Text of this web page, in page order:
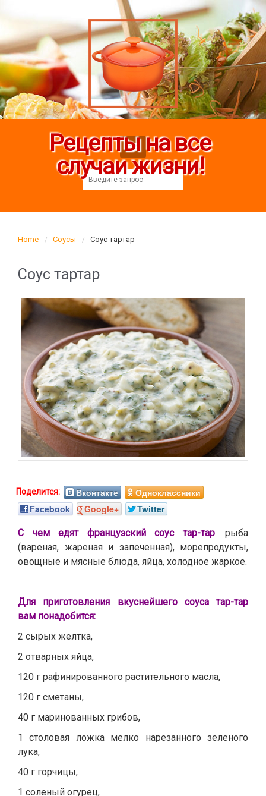
Рецепты на все
случаи жизни!
Home Соусы Соус тартар
Соус тартар
Вконтакте
Одноклассники
Facebook
Google+ Twitter
С чем едят французский соус тар-тар: рыба
(вареная, жареная и запеченная), морепродукты,
овощные и мясные блюда, яйца, холодное жаркое.
Для приготовления вкуснейшего соуса тар-тар
вам понадобится:
2 сырых желтка,
2 отварных яйца,
120 г рафинированного растительного масла,
120 г сметаны,
40 г маринованных грибов,
1 столовая ложка мелко нарезанного зеленого
лука,
40 г горчицы,
1 соленый огурец,